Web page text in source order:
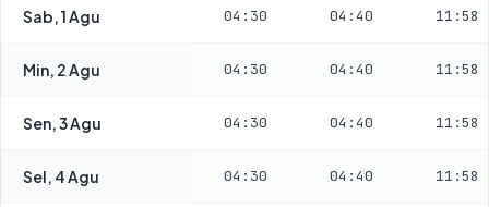
Sab, 1 Agu 04:30 04:40 11:58
Min, 2 Agu 04:30 04:40 11:58
Sen, 3 Agu 04:30 04:40 11:58
Sel, 4 Agu 04:30 04:40 11:58